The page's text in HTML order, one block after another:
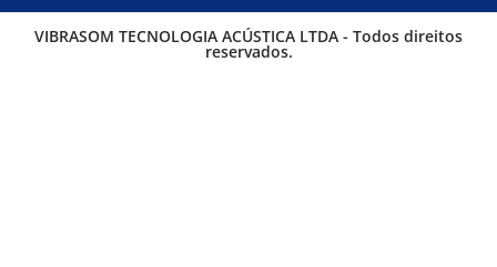
VIBRASOM TECNOLOGIA ACÚSTICA LTDA - Todos direitos
reservados.